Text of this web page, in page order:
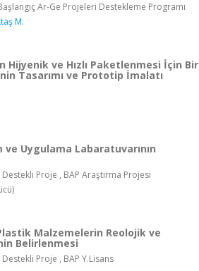
Ar-Ge Projeleri Destekleme Programı
M.
Hijyenik ve Hızlı Paketlenmesi İçin Bir
Tasarımı ve Prototip İmalatı
ve Uygulama Labaratuvarının
Proje , BAP Araştırma Projesi
Malzemelerin Reolojik ve
Belirlenmesi
Proje , BAP Y.Lisans